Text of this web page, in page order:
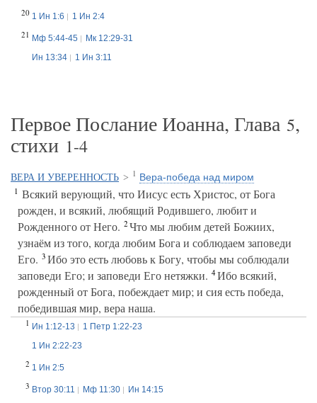
20 1 Ин 1:6 1 Ин 2:4
21 Мф 5:44-45
Мк 12:29-31
Ин 13:34
1 Ин 3:11
Первое Послание Иоанна, Глава 5,
стихи 1-4
ВЕРА И УВЕРЕННОСТЬ > 1 Вера-победа над миром
1 Всякий верующий, что Иисус есть Христос, от Бога
рожден, и всякий, любящий Родившего, любит и
Рожденного от Него. 2Что мы любим детей Божиих,
узнаём из того, когда любим Бога и соблюдаем заповеди
Его. 3Ибо это есть любовь к Богу, чтобы мы соблюдали
заповеди Его; и заповеди Его нетяжки. 4Ибо всякий,
рожденный от Бога, побеждает мир; и сия есть победа,
победившая мир, вера наша.
1 Ин 1:12-13
1 Петр 1:22-23
1 Ин 2:22-23
2 1 Ин 2:5
3 Втор 30:11 Мф 11:30
Ин 14:15